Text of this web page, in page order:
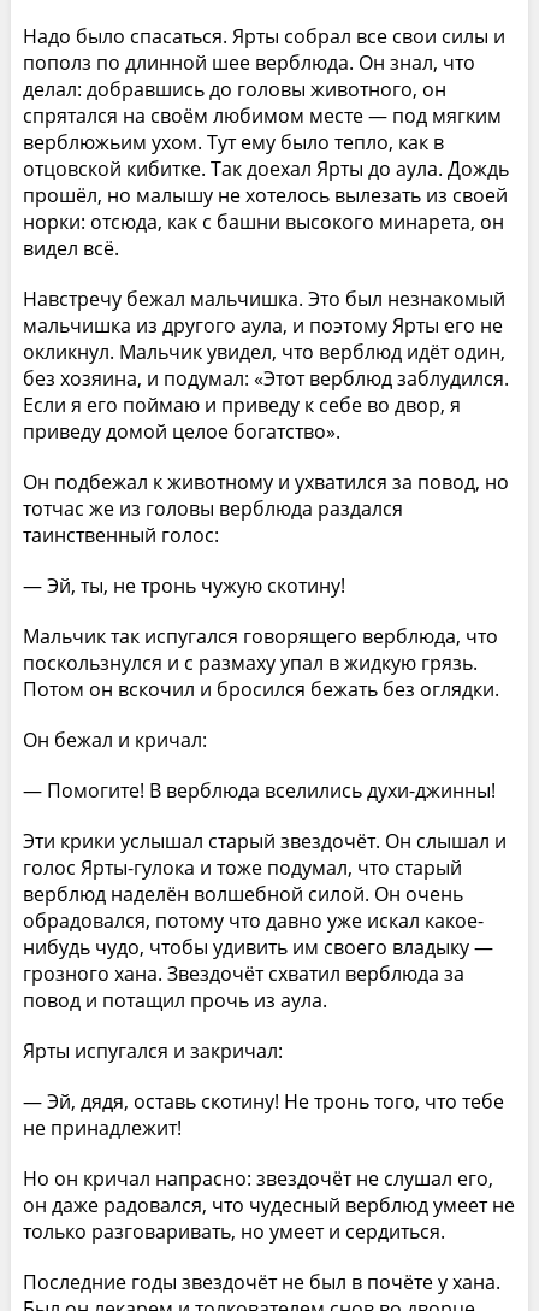
Надо было спасаться. Ярты собрал все свои силы и
пополз по длинной шее верблюда. Он знал, что
делал: добравшись до головы животного, он
спрятался на своём любимом месте — под мягким
верблюжьим ухом. Тут ему было тепло, как в
отцовской кибитке. Так доехал Ярты до аула. Дождь
прошёл, но малышу не хотелось вылезать из своей
норки: отсюда, как с башни высокого минарета, он
видел всё.
Навстречу бежал мальчишка. Это был незнакомый
мальчишка из другого аула, и поэтому Ярты его не
окликнул. Мальчик увидел, что верблюд идёт один,
без хозяина, и подумал: «Этот верблюд заблудился.
Если я его поймаю и приведу к себе во двор, я
приведу домой целое богатство».
Он подбежал к животному и ухватился за повод, но
тотчас же из головы верблюда раздался
таинственный голос:
— Эй, ты, не тронь чужую скотину!
Мальчик так испугался говорящего верблюда, что
поскользнулся и с размаху упал в жидкую грязь.
Потом он вскочил и бросился бежать без оглядки.
Он бежал и кричал:
— Помогите! В верблюда вселились духи-джинны!
Эти крики услышал старый звездочёт. Он слышал и
голос Ярты-гулока и тоже подумал, что старый
верблюд наделён волшебной силой. Он очень
обрадовался, потому что давно уже искал какое-
нибудь чудо, чтобы удивить им своего владыку —
грозного хана. Звездочёт схватил верблюда за
повод и потащил прочь из аула.
Ярты испугался и закричал:
— Эй, дядя, оставь скотину! Не тронь того, что тебе
не принадлежит!
Но он кричал напрасно: звездочёт не слушал его,
он даже радовался, что чудесный верблюд умеет не
только разговаривать, но умеет и сердиться.
Последние годы звездочёт не был в почёте у хана.